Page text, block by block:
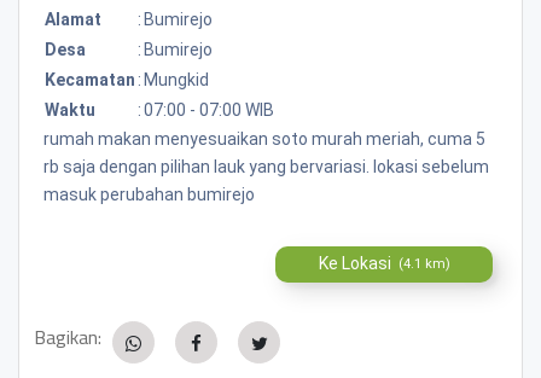
Alamat : Bumirejo
Desa
: Bumirejo
Kecamatan : Mungkid
Waktu
:07:00 - 07:00 WIB
rumah makan menyesuaikan soto murah meriah, cuma 5
rb saja dengan pilihan lauk yang bervariasi. lokasi sebelum
masuk perubahan bumirejo
Ke Lokasi (4.1 km)
Bagikan: